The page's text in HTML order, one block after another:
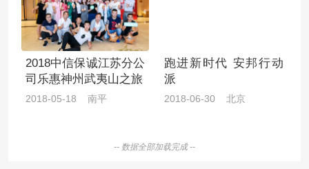
2018中信保诚江苏分公
司乐惠神州武夷山之旅
2018-05-18 南平
跑进新时代 安邦行动
派
2018-06-30 北京
-- 数据全部加载完成 --